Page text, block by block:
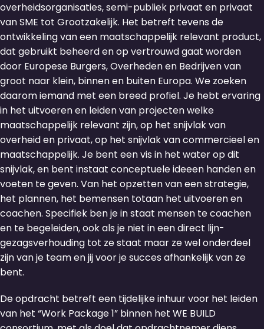
overheidsorganisaties, semi-publiek privaat en privaat
van SME tot Grootzakelijk. Het betreft tevens de
ontwikkeling van een maatschappelijk relevant product,
dat gebruikt beheerd en op vertrouwd gaat worden
door Europese Burgers, Overheden en Bedrijven van
groot naar klein, binnen en buiten Europa. We zoeken
daarom iemand met een breed profiel. Je hebt ervaring
in het uitvoeren en leiden van projecten welke
maatschappelijk relevant zijn, op het snijvlak van
overheid en privaat, op het snijvlak van commercieel en
maatschappelijk. Je bent een vis in het water op dit
snijvlak, en bent instaat conceptuele ideeen handen en
voeten te geven. Van het opzetten van een strategie,
het plannen, het bemensen totaan het uitvoeren en
coachen. Specifiek ben je in staat mensen te coachen
en te begeleiden, ook als je niet in een direct lijn-
gezagsverhouding tot ze staat maar ze wel onderdeel
zijn van je team en jij voor je succes afhankelijk van ze
bent.
De opdracht betreft een tijdelijke inhuur voor het leiden
van het “Work Package 1” binnen het WE BUILD